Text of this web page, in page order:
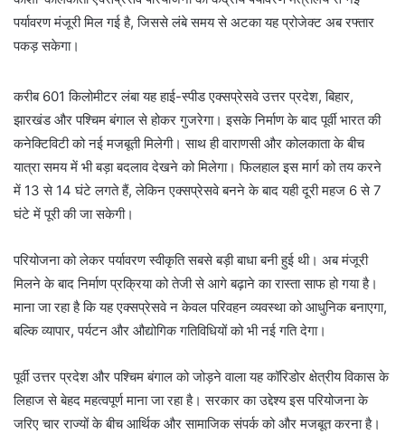
पर्यावरण मंजूरी मिल गई है, जिससे लंबे समय से अटका यह प्रोजेक्ट अब रफ्तार
पकड़ सकेगा।
करीब 601 किलोमीटर लंबा यह हाई-स्पीड एक्सप्रेसवे उत्तर प्रदेश, बिहार,
झारखंड और पश्चिम बंगाल से होकर गुजरेगा। इसके निर्माण के बाद पूर्वी भारत की
कनेक्टिविटी को नई मजबूती मिलेगी। साथ ही वाराणसी और कोलकाता के बीच
यात्रा समय में भी बड़ा बदलाव देखने को मिलेगा। फिलहाल इस मार्ग को तय करने
में 13 से 14 घंटे लगते हैं, लेकिन एक्सप्रेसवे बनने के बाद यही दूरी महज 6 से 7
घंटे में पूरी की जा सकेगी।
परियोजना को लेकर पर्यावरण स्वीकृति सबसे बड़ी बाधा बनी हुई थी। अब मंजूरी
मिलने के बाद निर्माण प्रक्रिया को तेजी से आगे बढ़ाने का रास्ता साफ हो गया है।
माना जा रहा है कि यह एक्सप्रेसवे न केवल परिवहन व्यवस्था को आधुनिक बनाएगा,
बल्कि व्यापार, पर्यटन और औद्योगिक गतिविधियों को भी नई गति देगा।
पूर्वी उत्तर प्रदेश और पश्चिम बंगाल को जोड़ने वाला यह कॉरिडोर क्षेत्रीय विकास के
लिहाज से बेहद महत्वपूर्ण माना जा रहा है। सरकार का उद्देश्य इस परियोजना के
जरिए चार राज्यों के बीच आर्थिक और सामाजिक संपर्क को और मजबूत करना है।